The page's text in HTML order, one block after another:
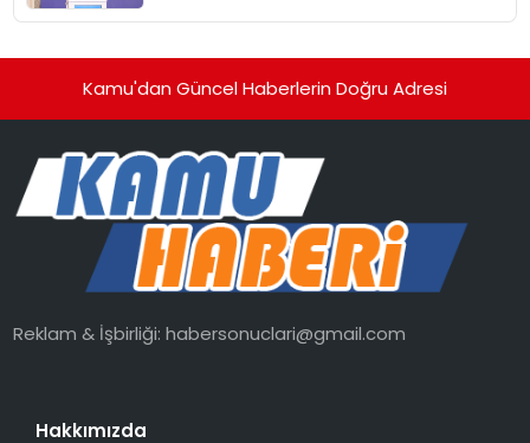
Kamu'dan Güncel Haberlerin Doğru Adresi
Reklam & İşbirliği:habersonuclari@gmail.com
Hakkımızda